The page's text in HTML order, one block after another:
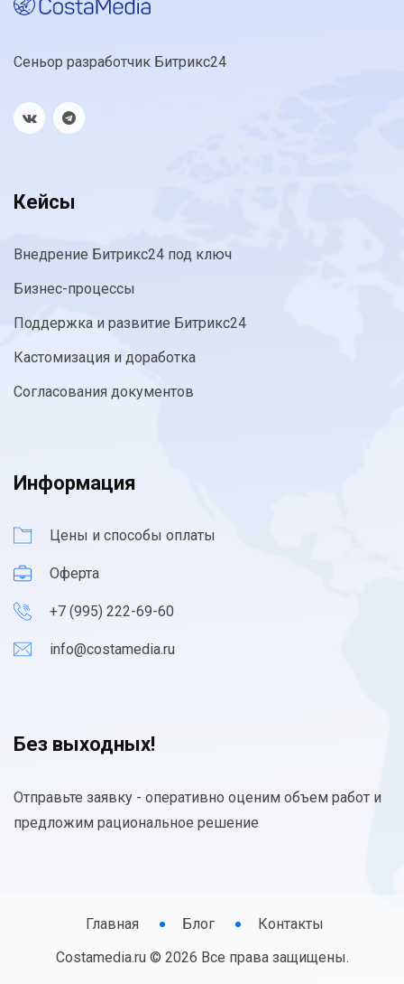
Сеньор разработчик Битрикс24
Кейсы
Внедрение Битрикс24 под ключ
Бизнес-процессы
Поддержка и развитие Битрикс24
Кастомизация и доработка
Согласования документов
Информация
Цены и способы оплаты
Оферта
+7 (995) 222-69-60
info@costamedia.ru
Без выходных!
Отправьте заявку - оперативно оценим объем работ и
предложим рациональное решение
Главная Блог
Контакты
Costamedia.ru © 2026 Все права защищены.